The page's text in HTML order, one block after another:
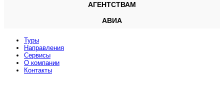
АГЕНТСТВАМ
АВИА
Туры
Направления
Сервисы
O компании
Контакты